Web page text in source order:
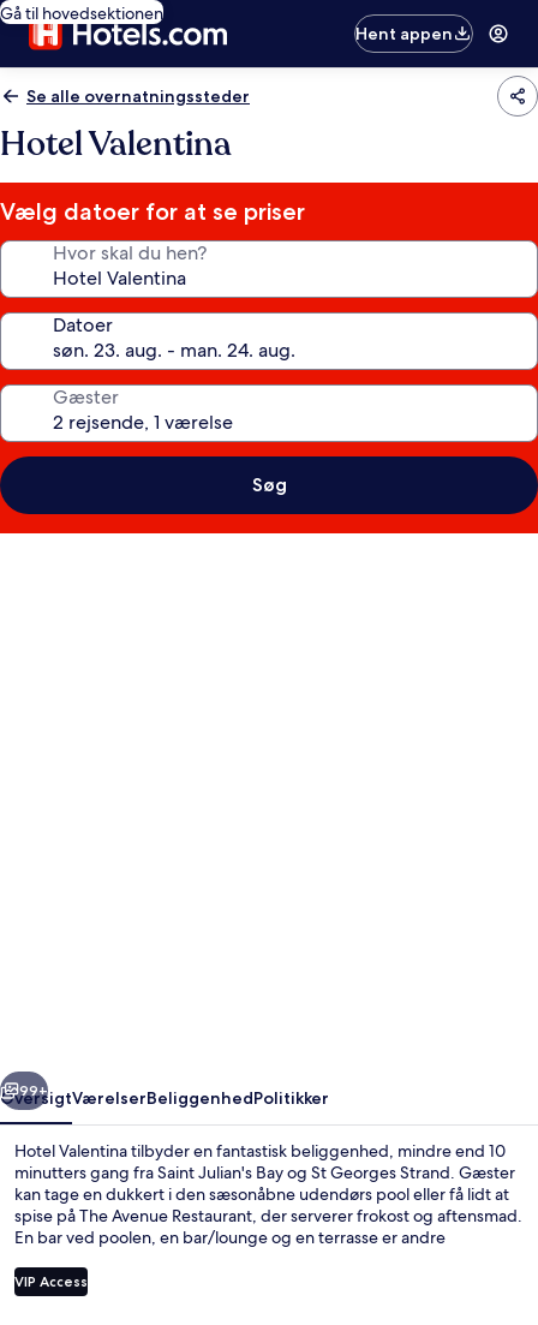
Gå til hovedsektionen
Hent appen
Se alle overnatningssteder
Hotel Valentina
Vælg datoer for at se priser
Hvor skal du hen?
Datoer
Gæster
Søg
Næste
99+
OversigtVærelserBeliggenhedPolitikker
Hotel Valentina tilbyder en fantastisk beliggenhed, mindre end 10
minutters gang fra Saint Julian's Bay og St Georges Strand. Gæster
kan tage en dukkert i den sæsonåbne udendørs pool eller få lidt at
spise på The Avenue Restaurant, der serverer frokost og aftensmad.
En bar ved poolen, en bar/lounge og en terrasse er andre
personale og beliggenhed.
VIP Access